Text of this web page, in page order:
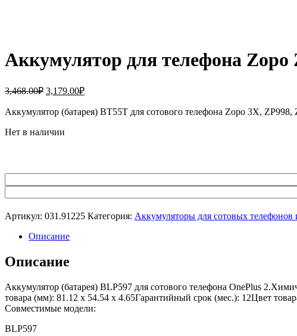
Аккумулятор для телефона Zopo
3,468.00₽ Первоначальная
составляла
3,179.00₽Текущая
3,179.00₽.
Аккумулятор (батарея) BT55T для сотового телефона Zopo 3X,
Нет в наличии
Артикул: 031.91225 Категория: Аккумуляторы для сотовых
Описание
Описание
Аккумулятор (батарея) BLP597 для сотового телефона OnePlus
товара (мм): 81.12 x 54.54 x 4.65Гарантийный срок (мес.): 12Цвет
Совместимые модели:
BLP597